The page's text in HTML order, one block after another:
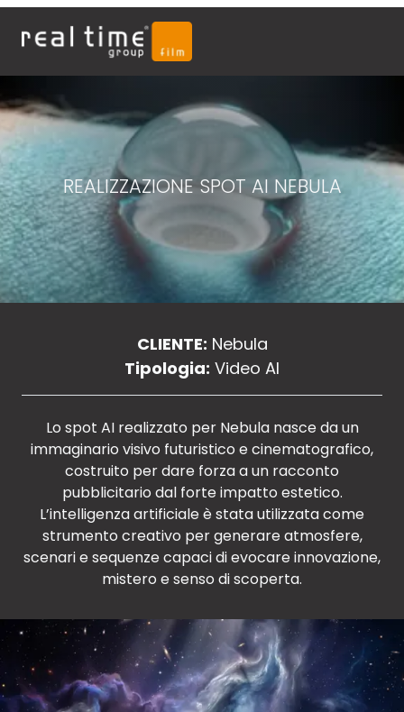
REALIZZAZIONE SPOT AI NEBULA
CLIENTE: Nebula
Tipologia: Video AI
Lo spot AI realizzato per Nebula nasce da un
immaginario visivo futuristico e cinematografico,
costruito per dare forza a un racconto
pubblicitario dal forte impatto estetico.
L’intelligenza artificiale è stata utilizzata come
strumento creativo per generare atmosfere,
scenari e sequenze capaci di evocare innovazione,
mistero e senso di scoperta.